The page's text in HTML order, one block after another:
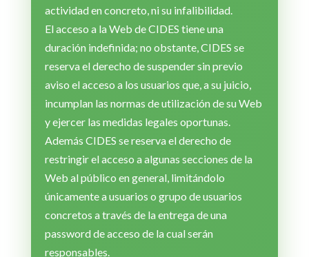
actividad en concreto, ni su infalibilidad.
El acceso a la Web de CIDES tiene una
duración indefinida; no obstante, CIDES se
reserva el derecho de suspender sin previo
aviso el acceso a los usuarios que, a su juicio,
incumplan las normas de utilización de su Web
y ejercer las medidas legales oportunas.
Además CIDES se reserva el derecho de
restringir el acceso a algunas secciones de la
Web al público en general, limitándolo
únicamente a usuarios o grupo de usuarios
concretos a través de la entrega de una
password de acceso de la cual serán
responsables.